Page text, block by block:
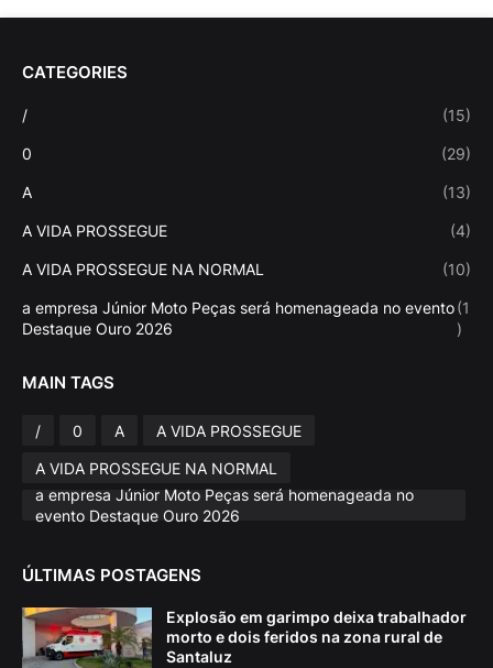
CATEGORIES
/ (15)
0 (29)
A (13)
A VIDA PROSSEGUE (4)
A VIDA PROSSEGUE NA NORMAL (10)
a empresa Júnior Moto Peças será homenageada no evento
Destaque Ouro 2026
(1
)
MAIN TAGS
/ 0 A
A VIDA PROSSEGUE
A VIDA PROSSEGUE NA NORMAL
a empresa Júnior Moto Peças será homenageada no
evento Destaque Ouro 2026
ÚLTIMAS POSTAGENS
Explosão em garimpo deixa trabalhador
morto e dois feridos na zona rural de
Santaluz